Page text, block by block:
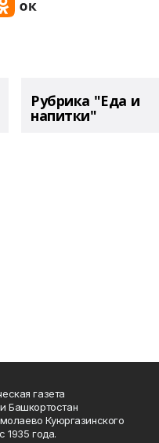
Рубрика "Еда и
напитки"
газета
Башкортостан
Куюргазинского
1935 года.